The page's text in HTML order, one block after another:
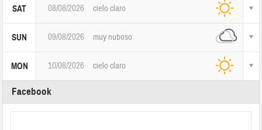
SAT 08/08/2026 cielo claro
SUN 09/08/2026 muy nuboso
MON 10/08/2026 cielo claro
Facebook